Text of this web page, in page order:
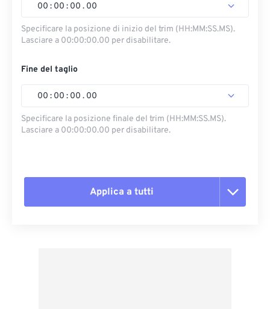
00 : 00 : 00 . 00
Specificare la posizione di inizio del trim (HH:MM:SS.MS).
Lasciare a 00:00:00.00 per disabilitare.
Fine del taglio
00 : 00 : 00 . 00
Specificare la posizione finale del trim (HH:MM:SS.MS).
Lasciare a 00:00:00.00 per disabilitare.
Applica a tutti